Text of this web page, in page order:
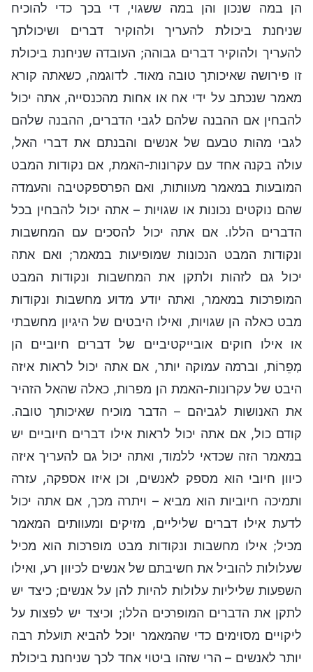
הן במה שנכון והן במה ששגוי, די בכך כדי להוכיח
שניחנת ביכולת להעריך ולהוקיר דברים ושיכולתך
להעריך ולהוקיר דברים גבוהה; העובדה שניחנת ביכולת
זו פירושה שאיכותך טובה מאוד. לדוגמה, כשאתה קורא
מאמר שנכתב על ידי אח או אחות מהכנסייה, אתה יכול
להבחין אם ההבנה שלהם לגבי הדברים, ההבנה שלהם
לגבי מהות טבעם של אנשים והבנתם את דברי האל,
עולה בקנה אחד עם עקרונות-האמת, אם נקודות המבט
המובעות במאמר מעוותות, ואם הפרספקטיבה והעמדה
שהם נוקטים נכונות או שגויות – אתה יכול להבחין בכל
הדברים הללו. אם אתה יכול להסכים עם המחשבות
ונקודות המבט הנכונות שמופיעות במאמר; ואם אתה
יכול גם לזהות ולתקן את המחשבות ונקודות המבט
המופרכות במאמר, ואתה יודע מדוע מחשבות ונקודות
מבט כאלה הן שגויות, ואילו היבטים של היגיון מחשבתי
או אילו חוקים אובייקטיביים של דברים חיוביים הן
מְפֵרוֹת, וברמה עמוקה יותר, אם אתה יכול לראות איזה
היבט של עקרונות-האמת הן מפרות, כאלה שהאל הזהיר
את האנושות לגביהם – הדבר מוכיח שאיכותך טובה.
קודם כול, אם אתה יכול לראות אילו דברים חיוביים יש
במאמר הזה שכדאי ללמוד, ואתה יכול גם להעריך איזה
כיוון חיובי הוא מספק לאנשים, וכן איזו אספקה, עזרה
ותמיכה חיוביות הוא מביא – ויתרה מכך, אם אתה יכול
לדעת אילו דברים שליליים, מזיקים ומעוותים המאמר
מכיל; אילו מחשבות ונקודות מבט מופרכות הוא מכיל
שעלולות להוביל את חשיבתם של אנשים לכיוון רע, ואילו
השפעות שליליות עלולות להיות להן על אנשים; כיצד יש
לתקן את הדברים המופרכים הללו; וכיצד יש לפצות על
ליקויים מסוימים כדי שהמאמר יוכל להביא תועלת רבה
יותר לאנשים – הרי שזהו ביטוי אחד לכך שניחנת ביכולת